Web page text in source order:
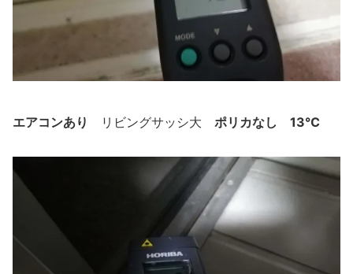
エアコンあり リビングサッシ大 ポリカなし 13℃